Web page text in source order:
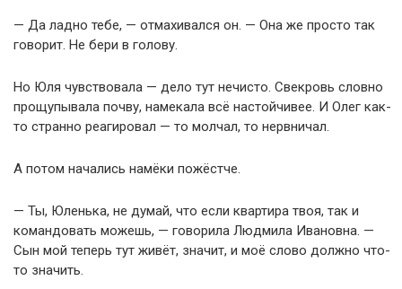
— Да ладно тебе, — отмахивался он. — Она же просто так
говорит. Не бери в голову.
Но Юля чувствовала — дело тут нечисто. Свекровь словно
прощупывала почву, намекала всё настойчивее. И Олег как-
то странно реагировал — то молчал, то нервничал.
А потом начались намёки пожёстче.
— Ты, Юленька, не думай, что если квартира твоя, так и
командовать можешь, — говорила Людмила Ивановна. —
Сын мой теперь тут живёт, значит, и моё слово должно что-
то значить.